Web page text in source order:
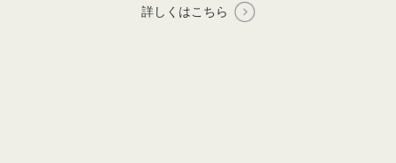
詳しくはこちら